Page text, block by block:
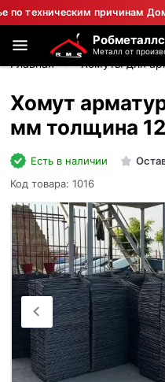
причинам
Металл от
Главная Хомуты для
Хомут
мм толщина
Есть в наличии
Код товара: 1016